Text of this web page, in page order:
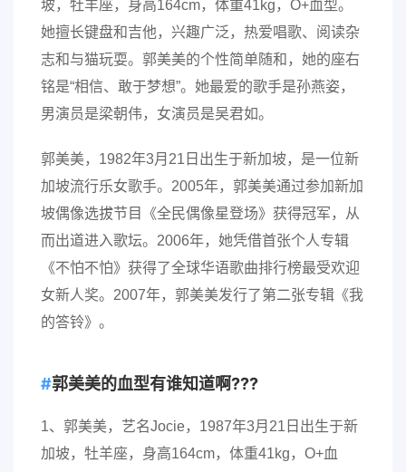
坡，牡羊座，身高164cm，体重41kg，O+血型。
她擅长键盘和吉他，兴趣广泛，热爱唱歌、阅读杂
志和与猫玩耍。郭美美的个性简单随和，她的座右
铭是“相信、敢于梦想”。她最爱的歌手是孙燕姿，
男演员是梁朝伟，女演员是吴君如。
郭美美，1982年3月21日出生于新加坡，是一位新
加坡流行乐女歌手。2005年，郭美美通过参加新加
坡偶像选拔节目《全民偶像星登场》获得冠军，从
而出道进入歌坛。2006年，她凭借首张个人专辑
《不怕不怕》获得了全球华语歌曲排行榜最受欢迎
女新人奖。2007年，郭美美发行了第二张专辑《我
的答铃》。
郭美美的血型有谁知道啊???
1、郭美美，艺名Jocie，1987年3月21日出生于新
加坡，牡羊座，身高164cm，体重41kg，O+血